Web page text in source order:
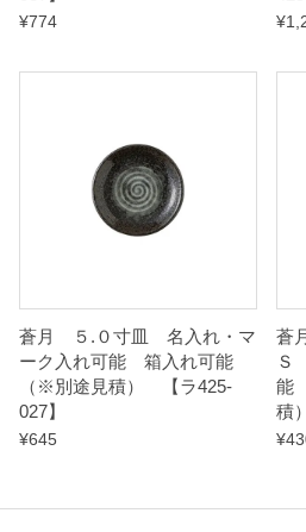
¥774 ¥
蒼月 ５.０寸皿 名入れ・マ
ーク入れ可能 箱入れ可能
（※別途見積） 【ラ425-
027】
¥645
蒼
Ｓ
能
積
¥